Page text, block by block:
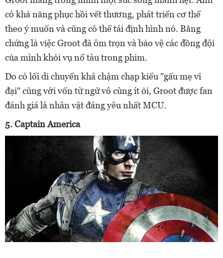
có khả năng phục hồi vết thương, phát triển cơ thể
theo ý muốn và cũng có thể tái định hình nó. Bằng
chứng là việc Groot đã ôm trọn và bảo vệ các đồng đội
của mình khỏi vụ nổ tàu trong phim.
Do có lối di chuyển khá chậm chạp kiểu "gấu mẹ vĩ
đại" cùng với vốn từ ngữ vô cùng ít ỏi, Groot được fan
đánh giá là nhân vật đáng yêu nhất MCU.
5. Captain America